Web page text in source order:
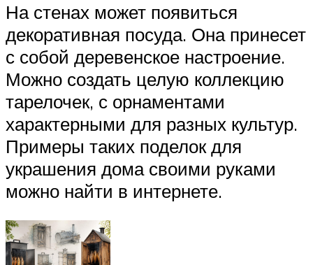
На стенах может появиться
декоративная посуда. Она принесет
с собой деревенское настроение.
Можно создать целую коллекцию
тарелочек, с орнаментами
характерными для разных культур.
Примеры таких поделок для
украшения дома своими руками
можно найти в интернете.